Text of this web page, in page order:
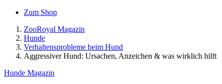
Zum Shop
ZooRoyal Magazin
Hunde
Verhaltensprobleme beim Hund
Aggressiver Hund: Ursachen, Anzeichen & was wirklich hilft
Hunde Magazin